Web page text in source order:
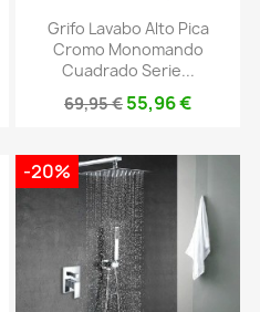
Grifo Lavabo Alto Pica
Cromo Monomando
Cuadrado Serie...
69,95 € 55,96 €
-20%